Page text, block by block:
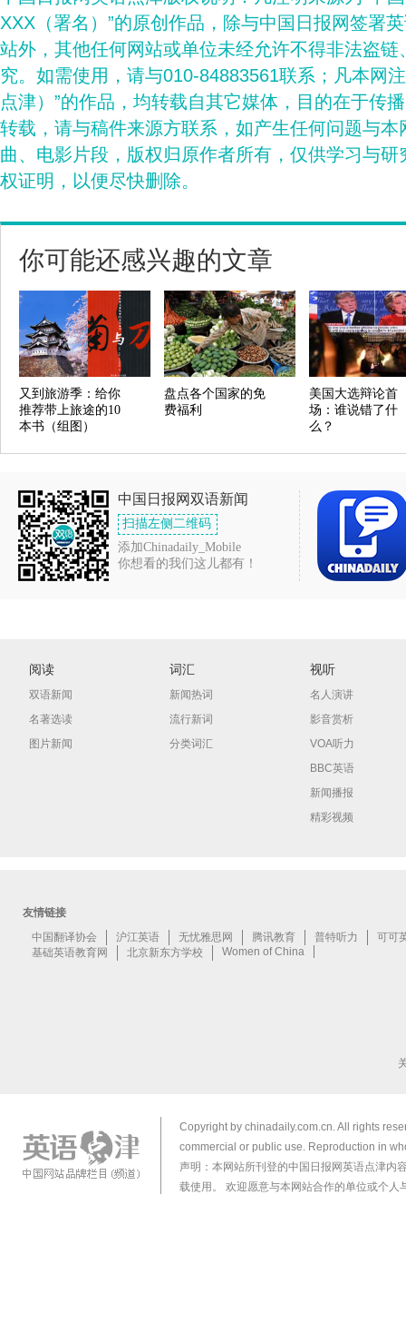
XXX（署名）”的原创作品，除与中国日报网签署
站外，其他任何网站或单位未经允许不得非法盗
究。如需使用，请与010-84883561联系；凡本网
点津）”的作品，均转载自其它媒体，目的在于传
转载，请与稿件来源方联系，如产生任何问题与
曲、电影片段，版权归原作者所有，仅供学习与
权证明，以便尽快删除。
你可能还感兴趣的文章
又到旅游季：给你
推荐带上旅途的10
本书（组图）
盘点各个国家的免
费福利
美国大选辩论首
场：谁说错了什
么？
中国日报网双语新闻
扫描左侧二维码
添加Chinadaily_Mobile
你想看的我们这儿都有！
阅读
双语新闻
名著选读
图片新闻
词汇
新闻热词
流行新词
分类词汇
视听
名人演讲
影音赏析
VOA听力
BBC英语
新闻播报
精彩视频
Copyright by chinadaily.com.cn. All rights
commercial or public use. Reproduction in
声明：本网站所刊登的中国日报网英语点津内
载使用。 欢迎愿意与本网站合作的单位或个人